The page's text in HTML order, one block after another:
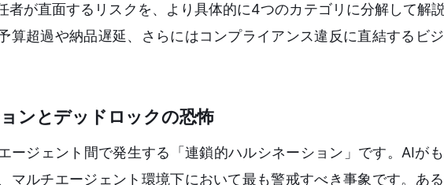
者が直面するリスクを、より具体的に4つのカテゴリに分解して解
算超過や納品遅延、さらにはコンプライアンス違反に直結するビ
ンとデッドロックの恐怖
ージェント間で発生する「連鎖的ハルシネーション」です。AIが
マルチエージェント環境下において最も警戒すべき事象です。あ